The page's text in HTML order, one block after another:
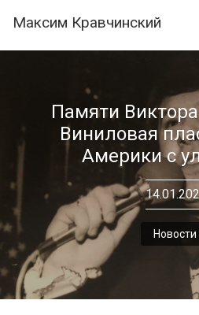
content
Максим Кравчинский
Памяти
Виниловая
Америки с
Новости